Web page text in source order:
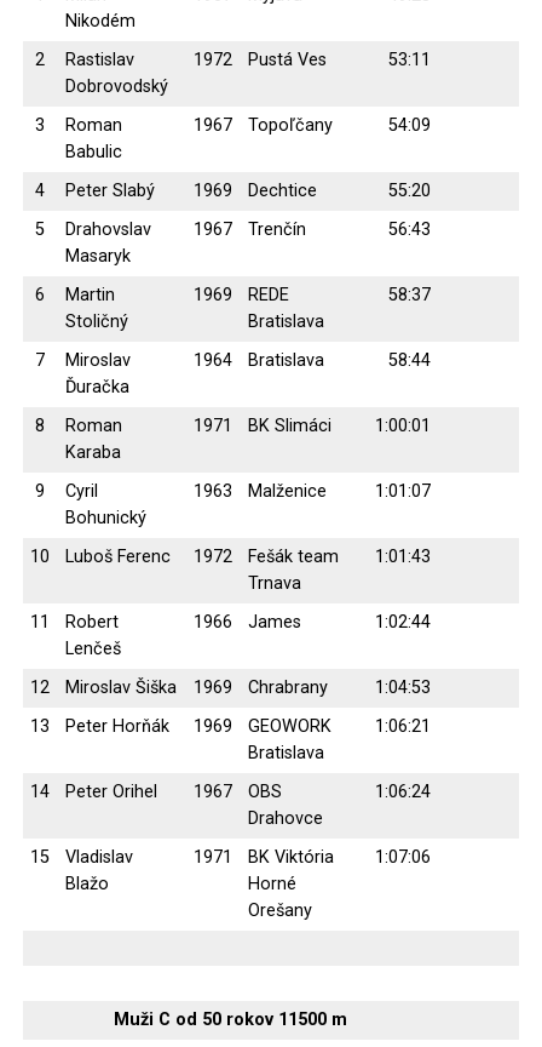
Nikodém
2
Rastislav
Dobrovodský
1972 Pustá Ves 53:11
3
Roman
Babulic
1967 Topoľčany 54:09
4 Peter Slabý 1969 Dechtice
55:20
5
Drahovslav
Masaryk
1967 Trenčín 56:43
6
Martin
Stoličný
1969
REDE
Bratislava
58:37
7
Miroslav
Ďuračka
1964 Bratislava 58:44
8
Roman
Karaba
1971 BK Slimáci 1:00:01
9
Cyril
Bohunický
1963 Malženice 1:01:07
10 Luboš Ferenc 1972
Fešák team
Trnava
1:01:43
11
Robert
Lenčeš
1966 James 1:02:44
12 Miroslav Šiška 1969 Chrabrany
1:04:53
13
Peter Horňák 1969
GEOWORK
Bratislava
1:06:21
14 Peter Orihel 1967
OBS
Drahovce
1:06:24
15
Vladislav
Blažo
1971
BK Viktória
Horné
Orešany
1:07:06
Muži C od 50 rokov 11500 m